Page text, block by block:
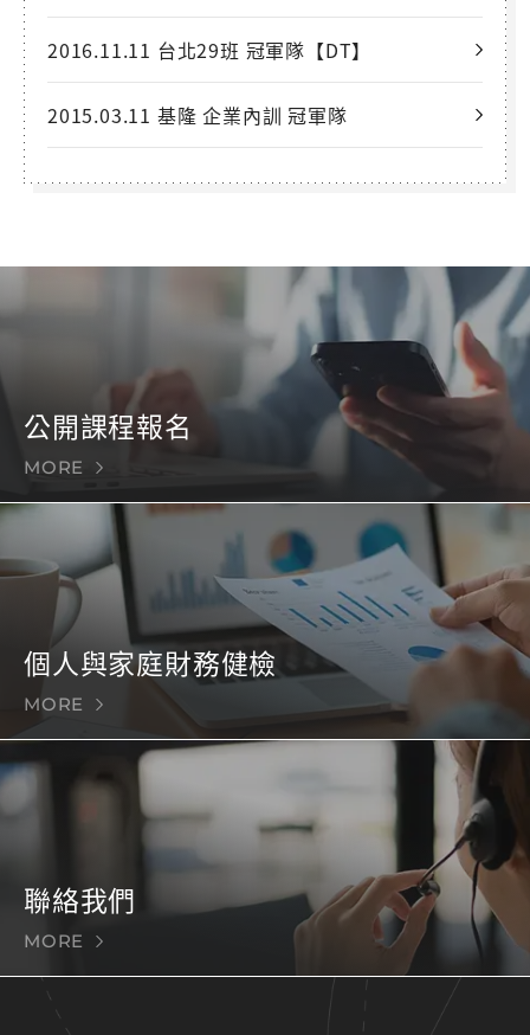
2016.11.11 台北29班 冠軍隊【DT】
2015.03.11 基隆 企業內訓 冠軍隊
公開課程報名
MORE
個人與家庭財務健檢
MORE
聯絡我們
MORE